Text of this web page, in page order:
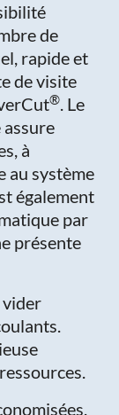
de
rapide et
de visite
®. Le
à
au système
également
par
présente